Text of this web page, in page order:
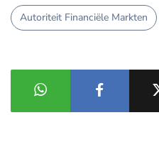
Autoriteit Financiële Markten